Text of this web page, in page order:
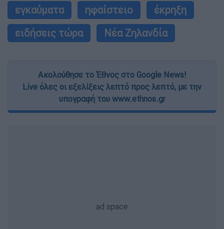
εγκαύματα ηφαίστειο
έκρηξη
ειδήσεις τώρα
Νέα Ζηλανδία
Ακολούθησε το Έθνος στο Google News!
Live όλες οι εξελίξεις λεπτό προς λεπτό, με την
υπογραφή του www.ethnos.gr